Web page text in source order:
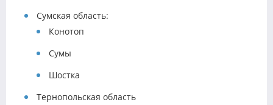
Сумская область:
Конотоп
Сумы
Шостка
Тернопольская область